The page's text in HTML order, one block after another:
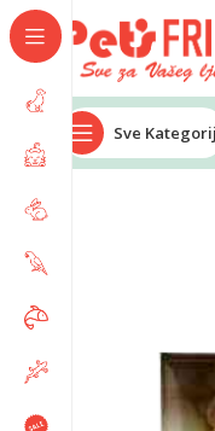
Sve
Home Mačke